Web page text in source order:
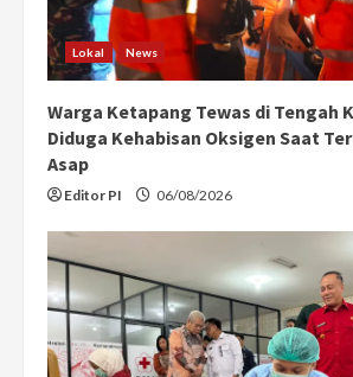
Lokal News
Warga Ketapang Tewas di Tengah
Diduga Kehabisan Oksigen Saat
Asap
Editor PI 06/08/2026